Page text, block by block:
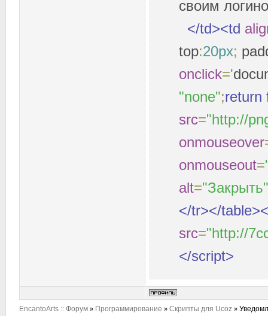
своим
</td><td
top:20px;
onclick='
"none";return
src="http://
onmouseover
onmouseout=
alt="Закрыть"
</tr></
src="http://
</script>
EncantoArts :: Форум » Программирование » Скрипты для Ucoz »